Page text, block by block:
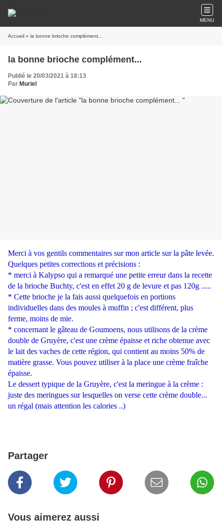
MENU
Accueil » la bonne brioche complément...
la bonne brioche complément...
Publié le 20/03/2021 à 18:13
Par Muriel
Merci à vos gentils commentaires sur mon article sur la pâte levée.
Quelques petites corrections et précisions :
* merci à Kalypso qui a remarqué une petite erreur dans la recette
de la brioche Buchty, c'est en effet 20 g de levure et pas 120g .....
* Cette brioche je la fais aussi quelquefois en portions
individuelles dans des moules à muffin ; c'est différent, plus
ferme, moins de mie.
* concernant le gâteau de Goumoens, nous utilisons de la crème
double de Gruyère, c'est une crème épaisse et riche obtenue avec
le lait des vaches de cette région, qui contient au moins 50% de
matière grasse. Vous pouvez utiliser à la place une crème fraîche
épaisse.
Le dessert typique de la Gruyère, c'est la meringue à la crème :
juste des meringues sur lesquelles on verse cette crème double...
un régal (mais attention les calories ..)
Partager
Vous aimerez aussi